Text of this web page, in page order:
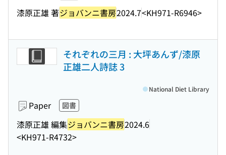
漆原正雄 著ジョバンニ書房2024.7<KH971-R6946>
それぞれの三月 : 大坪あんず/漆原
正雄二人詩誌 3
Paper 図書
漆原正雄 編集ジョバンニ書房2024.6
<KH971-R4732>
National Diet Library